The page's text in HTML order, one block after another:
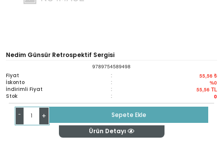
Nedim Günsür Retrospektif Sergisi
9789754589498
Fiyat : 55,56 ₺
İskonto : %0
İndirimli Fiyat : 55,56 TL
Stok : 0
- +
Sepete Ekle
Ürün Detayı